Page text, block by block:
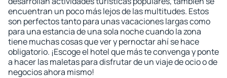
encuentran un poco más lejos de las multitudes. Estos
son perfectos tanto para unas vacaciones largas como
para una estancia de una sola noche cuando la zona
tiene muchas cosas que ver y pernoctar ahí se hace
obligatorio. ¡Escoge el hotel que más te convenga y ponte
a hacer las maletas para disfrutar de un viaje de ocio o de
negocios ahora mismo!